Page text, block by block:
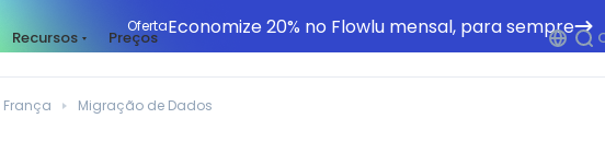
OfertaEconomize 20% no Flowlu mensal, para sempre
Recursos Preços
França Migração de Dados